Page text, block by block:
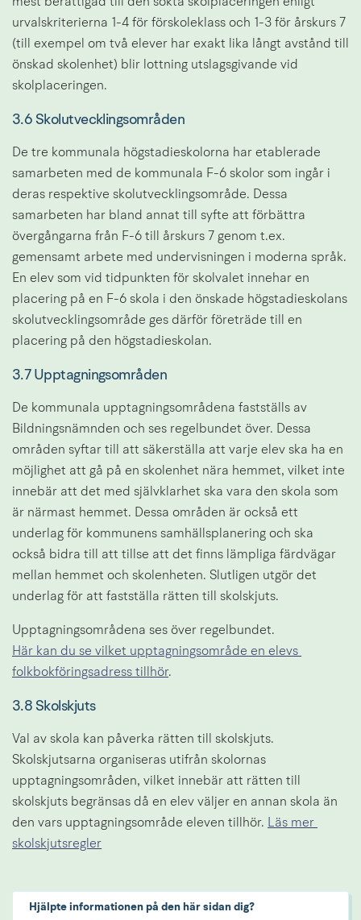
urvalskriterierna 1-4 för förskoleklass och 1-3 för årskurs 7
(till exempel om två elever har exakt lika långt avstånd till
önskad skolenhet) blir lottning utslagsgivande vid
skolplaceringen.
3.6 Skolutvecklingsområden
De tre kommunala högstadieskolorna har etablerade
samarbeten med de kommunala F-6 skolor som ingår i
deras respektive skolutvecklingsområde. Dessa
samarbeten har bland annat till syfte att förbättra
övergångarna från F-6 till årskurs 7 genom t.ex.
gemensamt arbete med undervisningen i moderna språk.
En elev som vid tidpunkten för skolvalet innehar en
placering på en F-6 skola i den önskade högstadieskolans
skolutvecklingsområde ges därför företräde till en
placering på den högstadieskolan.
3.7 Upptagningsområden
De kommunala upptagningsområdena fastställs av
Bildningsnämnden och ses regelbundet över. Dessa
områden syftar till att säkerställa att varje elev ska ha en
möjlighet att gå på en skolenhet nära hemmet, vilket inte
innebär att det med självklarhet ska vara den skola som
är närmast hemmet. Dessa områden är också ett
underlag för kommunens samhällsplanering och ska
också bidra till att tillse att det finns lämpliga färdvägar
mellan hemmet och skolenheten. Slutligen utgör det
underlag för att fastställa rätten till skolskjuts.
Upptagningsområdena ses över regelbundet.
Här kan du se vilket upptagningsområde en elevs
folkbokföringsadress tillhör.
3.8 Skolskjuts
Val av skola kan påverka rätten till skolskjuts.
Skolskjutsarna organiseras utifrån skolornas
upptagningsområden, vilket innebär att rätten till
skolskjuts begränsas då en elev väljer en annan skola än
den vars upptagningsområde eleven tillhör. Läs mer
skolskjutsregler
Hjälpte informationen på den här sidan dig?